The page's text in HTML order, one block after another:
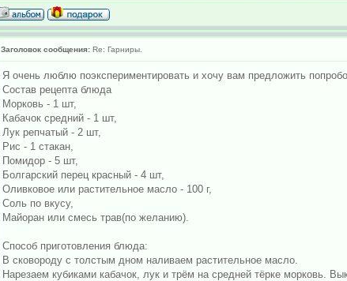
Заголовок сообщения: Re: Гарниры.
Я очень люблю поэкспериментировать и хочу вам предложить
Состав рецепта блюда
Морковь - 1 шт,
Кабачок средний - 1 шт,
Лук репчатый - 2 шт,
Рис - 1 стакан,
Помидор - 5 шт,
Болгарский перец красный - 4 шт,
Оливковое или растительное масло - 100 г,
Соль по вкусу,
Майоран или смесь трав(по желанию).
Способ приготовления блюда:
В сковороду с толстым дном наливаем растительное масло.
Нарезаем кубиками кабачок, лук и трём на средней тёрке морковь.